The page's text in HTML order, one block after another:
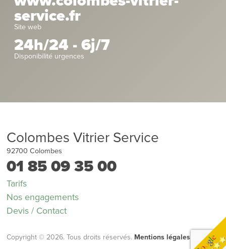
service.fr
Site web
24h/24 - 6j/7
Disponibilité urgences
Colombes Vitrier Service
92700 Colombes
01 85 09 35 00
Tarifs
Nos engagements
Devis / Contact
Copyright © 2026. Tous droits réservés. Mentions légales